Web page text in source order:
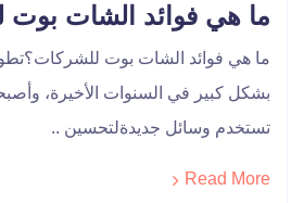
ما هي فوائد الشات بوت
ما هي فوائد الشات بوت
بشكل كبير في السنوات الأخيرة،
تستخدم وسائل جديدةلتحسين ..
Read More